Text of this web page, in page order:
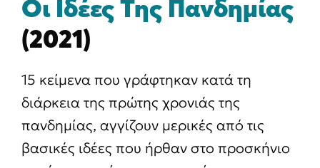
Οι Ιδέες Της Πανδημίας
(2021)
15 κείμενα που γράφτηκαν κατά τη
διάρκεια της πρώτης χρονιάς της
πανδημίας, αγγίζουν μερικές από τις
βασικές ιδέες που ήρθαν στο προσκήνιο